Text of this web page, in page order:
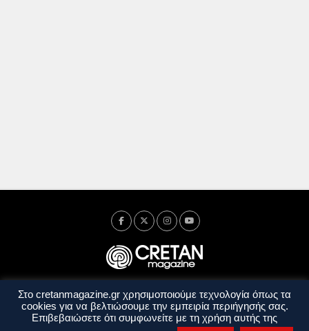
Ταυτότητα Πολιτική Απορρήτου
Όροι Χρήσης
Όροι και Προϋποθέσεις
Στο cretanmagazine.gr χρησιμοποιούμε τεχνολογία όπως τα
cookies για να βελτιώσουμε την εμπειρία περιήγησής σας.
Επιβεβαιώσετε ότι συμφωνείτε με τη χρήση αυτής της